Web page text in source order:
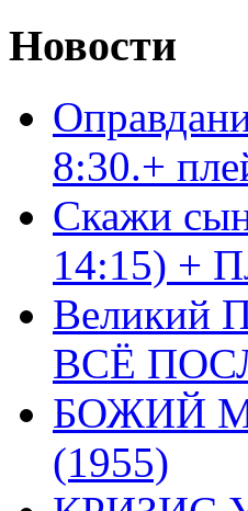
Новости
8:30.+
Скажи
14:15) +
Великий
ВСЁ
БОЖИЙ
(1955)